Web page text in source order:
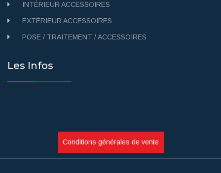
INTÉRIEUR ACCESSOIRES
EXTÉRIEUR ACCESSOIRES
POSE / TRAITEMENT / ACCESSOIRES
Les Infos
Conditions générales de vente